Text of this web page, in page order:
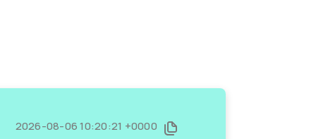
2026-08-06 10:20:21 +0000